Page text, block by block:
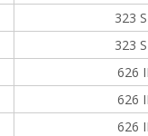
323
323
626
626
626